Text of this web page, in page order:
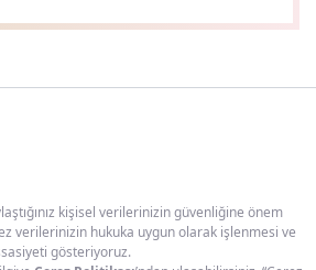
All Rights Reserved. Design by
BMSPROJE